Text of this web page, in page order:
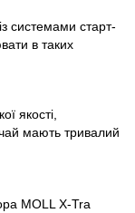
системами старт-
в таких
якості,
мають тривалий
MOLL X-Tra